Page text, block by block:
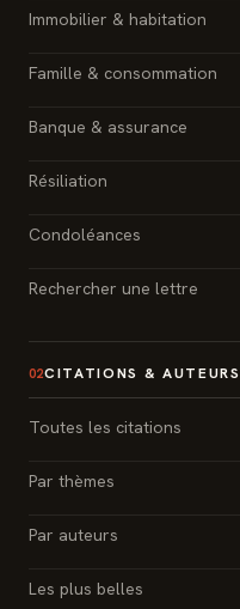
Immobilier & habitation
Famille & consommation
Banque & assurance
Résiliation
Condoléances
Rechercher une lettre
02CITATIONS & AUTEURS
Toutes les citations
Par thèmes
Par auteurs
Les plus belles